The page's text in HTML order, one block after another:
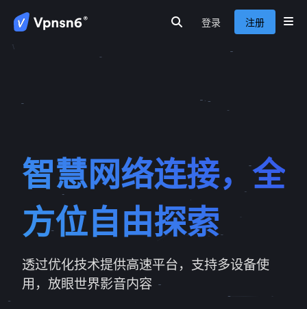
网路安全
服务介绍
新闻动态
关于我们
常见问题
登录 注册
智慧网络连接，全
方位自由探索
透过优化技术提供高速平台，支持多设备使
用，放眼世界影音内容